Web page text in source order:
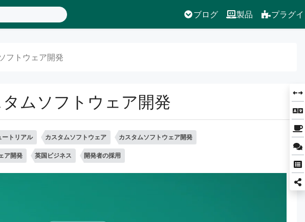
ブログ 製品 プラグ
フトウェア開発
ムソフトウェア開発
ートリアル カスタムソフトウェア カスタムソフトウェア開発
ア開発 英国ビジネス 開発者の採用